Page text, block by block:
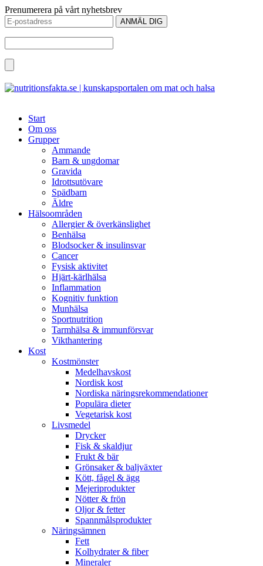
Prenumerera på vårt nyhetsbrev
Start
Om oss
Grupper
Ammande
Barn & ungdomar
Gravida
Idrottsutövare
Spädbarn
Äldre
Hälsoområden
Allergier & överkänslighet
Benhälsa
Blodsocker & insulinsvar
Cancer
Fysisk aktivitet
Hjärt-kärlhälsa
Inflammation
Kognitiv funktion
Munhälsa
Sportnutrition
Tarmhälsa & immunförsvar
Vikthantering
Kost
Kostmönster
Medelhavskost
Nordisk kost
Nordiska näringsrekommendationer
Populära dieter
Vegetarisk kost
Livsmedel
Drycker
Fisk & skaldjur
Frukt & bär
Grönsaker & baljväxter
Kött, fågel & ägg
Mejeriprodukter
Nötter & frön
Oljor & fetter
Spannmålsprodukter
Näringsämnen
Fett
Kolhydrater & fiber
Mineraler